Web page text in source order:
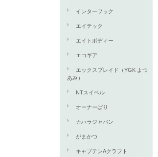
インターフック
エイテック
エイトボディー
エコギア
エックスブレイド（YGK よつ
あみ）
NTスイベル
オーナーばり
カハラジャパン
がまかつ
キャプテンAクラフト